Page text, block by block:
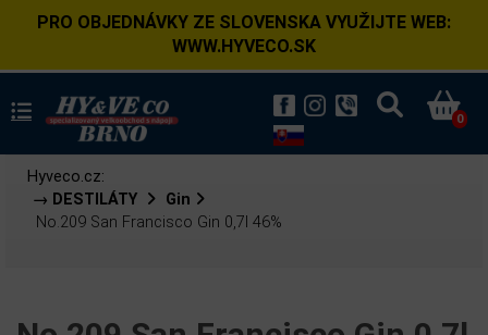
PRO OBJEDNÁVKY ZE SLOVENSKA VYUŽIJTE WEB:
WWW.HYVECO.SK
0
Hyveco.cz:
→ DESTILÁTY
Gin
No.209 San Francisco Gin 0,7l 46%